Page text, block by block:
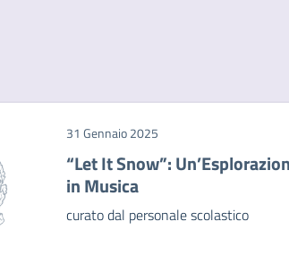
31 Gennaio 2025
“Let It Snow”:
in Musica
curato dal personale scolastico